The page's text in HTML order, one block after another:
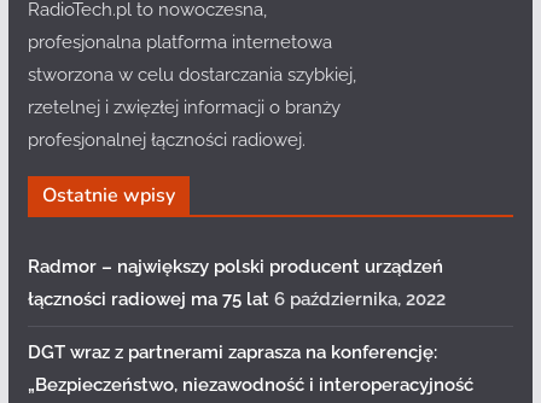
RadioTech.pl to nowoczesna,
profesjonalna platforma internetowa
stworzona w celu dostarczania szybkiej,
rzetelnej i zwięzłej informacji o branży
profesjonalnej łączności radiowej.
Ostatnie wpisy
Radmor – największy polski producent urządzeń
łączności radiowej ma 75 lat 6 października, 2022
DGT wraz z partnerami zaprasza na konferencję:
„Bezpieczeństwo, niezawodność i interoperacyjność